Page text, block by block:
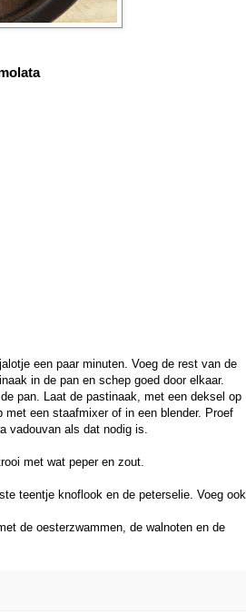
een paar minuten. Voeg de rest van de
in de pan en schep goed door elkaar.
pan. Laat de pastinaak, met een deksel op
een staafmixer of in een blender. Proef
vadouvan als dat nodig is.
met wat peper en zout.
teentje knoflook en de peterselie. Voeg ook
de oesterzwammen, de walnoten en de